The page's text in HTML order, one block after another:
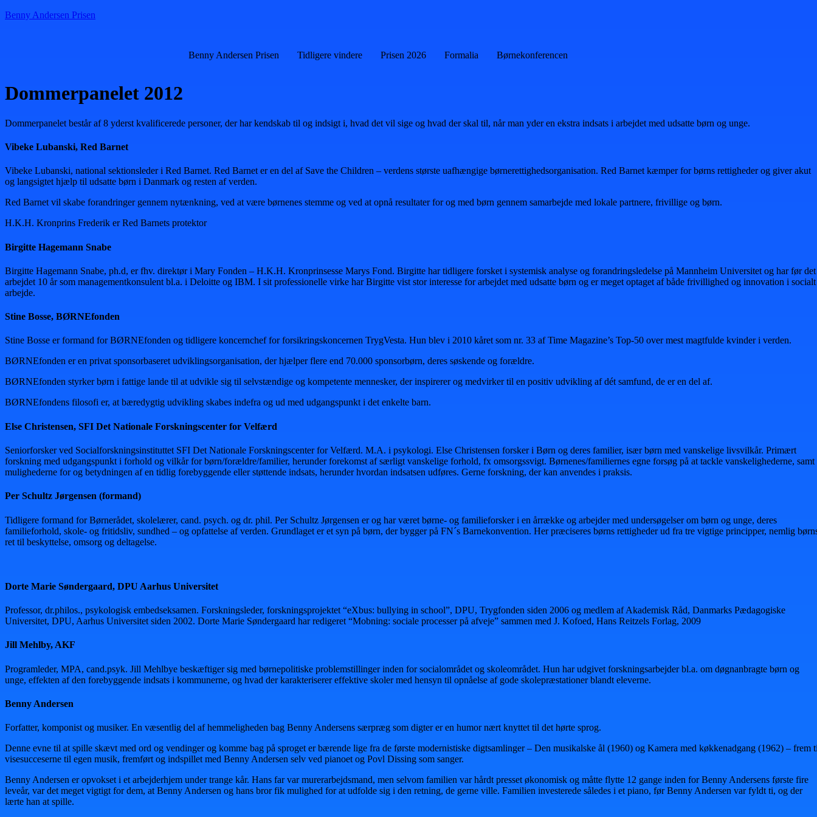
Benny Andersen Prisen
Benny Andersen Prisen Tidligere vindere Prisen 2026 Formalia Børnekonferencen
Dommerpanelet 2012
Dommerpanelet består af 8 yderst kvalificerede personer, der har kendskab til og indsigt i, hvad det vil sige og hvad der skal til, når man yder en ekstra indsats i arbejdet med udsatte børn og unge.
Vibeke Lubanski, Red Barnet
Vibeke Lubanski, national sektionsleder i Red Barnet. Red Barnet er en del af Save the Children – verdens største uafhængige børnerettighedsorganisation. Red Barnet kæmper for børns rettigheder og giver akut
og langsigtet hjælp til udsatte børn i Danmark og resten af verden.
Red Barnet vil skabe forandringer gennem nytænkning, ved at være børnenes stemme og ved at opnå resultater for og med børn gennem samarbejde med lokale partnere, frivillige og børn.
H.K.H. Kronprins Frederik er Red Barnets protektor
Birgitte Hagemann Snabe
Birgitte Hagemann Snabe, ph.d, er fhv. direktør i Mary Fonden – H.K.H. Kronprinsesse Marys Fond. Birgitte har tidligere forsket i systemisk analyse og forandringsledelse på Mannheim Universitet og har før det
arbejdet 10 år som managementkonsulent bl.a. i Deloitte og IBM. I sit professionelle virke har Birgitte vist stor interesse for arbejdet med udsatte børn og er meget optaget af både frivillighed og innovation i socialt
arbejde.
Stine Bosse, BØRNEfonden
Stine Bosse er formand for BØRNEfonden og tidligere koncernchef for forsikringskoncernen TrygVesta. Hun blev i 2010 kåret som nr. 33 af Time Magazine’s Top-50 over mest magtfulde kvinder i verden.
BØRNEfonden er en privat sponsorbaseret udviklingsorganisation, der hjælper flere end 70.000 sponsorbørn, deres søskende og forældre.
BØRNEfonden styrker børn i fattige lande til at udvikle sig til selvstændige og kompetente mennesker, der inspirerer og medvirker til en positiv udvikling af dét samfund, de er en del af.
BØRNEfondens filosofi er, at bæredygtig udvikling skabes indefra og ud med udgangspunkt i det enkelte barn.
Else Christensen, SFI Det Nationale Forskningscenter for Velfærd
Seniorforsker ved Socialforskningsinstituttet SFI Det Nationale Forskningscenter for Velfærd. M.A. i psykologi. Else Christensen forsker i Børn og deres familier, især børn med vanskelige livsvilkår. Primært
forskning med udgangspunkt i forhold og vilkår for børn/forældre/familier, herunder forekomst af særligt vanskelige forhold, fx omsorgssvigt. Børnenes/familiernes egne forsøg på at tackle vanskelighederne, samt
mulighederne for og betydningen af en tidlig forebyggende eller støttende indsats, herunder hvordan indsatsen udføres. Gerne forskning, der kan anvendes i praksis.
Per Schultz Jørgensen (formand)
Tidligere formand for Børnerådet, skolelærer, cand. psych. og dr. phil. Per Schultz Jørgensen er og har været børne- og familieforsker i en årrække og arbejder med undersøgelser om børn og unge, deres
familieforhold, skole- og fritidsliv, sundhed – og opfattelse af verden. Grundlaget er et syn på børn, der bygger på FN´s Barnekonvention. Her præciseres børns rettigheder ud fra tre vigtige principper, nemlig
ret til beskyttelse, omsorg og deltagelse.
Dorte Marie Søndergaard, DPU Aarhus Universitet
Professor, dr.philos., psykologisk embedseksamen. Forskningsleder, forskningsprojektet “eXbus: bullying in school”, DPU, Trygfonden siden 2006 og medlem af Akademisk Råd, Danmarks Pædagogiske
Universitet, DPU, Aarhus Universitet siden 2002. Dorte Marie Søndergaard har redigeret “Mobning: sociale processer på afveje” sammen med J. Kofoed, Hans Reitzels Forlag, 2009
Jill Mehlby, AKF
Programleder, MPA, cand.psyk. Jill Mehlbye beskæftiger sig med børnepolitiske problemstillinger inden for socialområdet og skoleområdet. Hun har udgivet forskningsarbejder bl.a. om døgnanbragte børn og
unge, effekten af den forebyggende indsats i kommunerne, og hvad der karakteriserer effektive skoler med hensyn til opnåelse af gode skolepræstationer blandt eleverne.
Benny Andersen
Forfatter, komponist og musiker. En væsentlig del af hemmeligheden bag Benny Andersens særpræg som digter er en humor nært knyttet til det hørte sprog.
Denne evne til at spille skævt med ord og vendinger og komme bag på sproget er bærende lige fra de første modernistiske digtsamlinger – Den musikalske ål (1960) og Kamera med køkkenadgang (1962) – frem
visesucceserne til egen musik, fremført og indspillet med Benny Andersen selv ved pianoet og Povl Dissing som sanger.
Benny Andersen er opvokset i et arbejderhjem under trange kår. Hans far var murerarbejdsmand, men selvom familien var hårdt presset økonomisk og måtte flytte 12 gange inden for Benny Andersens første fire
leveår, var det meget vigtigt for dem, at Benny Andersen og hans bror fik mulighed for at udfolde sig i den retning, de gerne ville. Familien investerede således i et piano, før Benny Andersen var fyldt ti, og der
lærte han at spille.